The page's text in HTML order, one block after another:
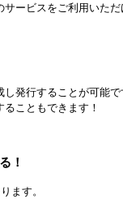
ービスをご利用いた
発行することが可能で
こともできます！
！
ます。